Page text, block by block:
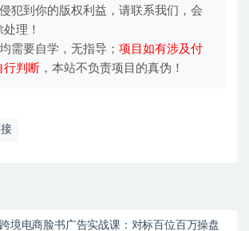
犯到你的版权利益，请联系我们，会
理！
需要自学，无指导； 项目如有涉及付
行判断 ，本站不负责项目的真伪！
跨境电商脸书广告实战课：对标百位百万操盘